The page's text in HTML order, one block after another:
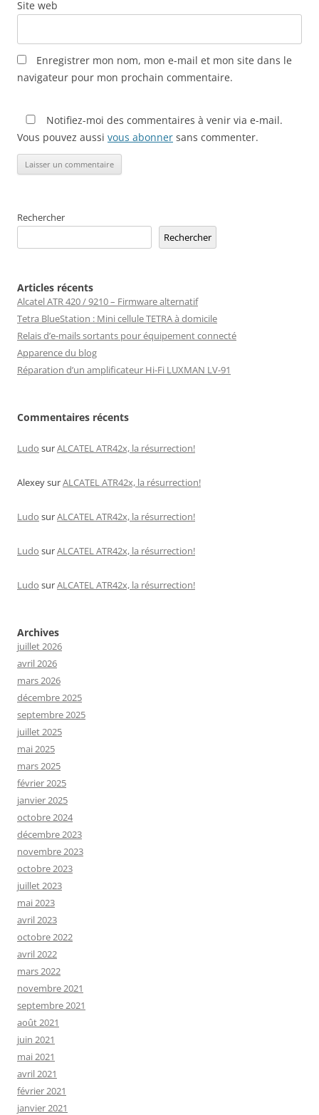
Site web
Enregistrer mon nom, mon e-mail et mon site dans le
navigateur pour mon prochain commentaire.
Notifiez-moi des commentaires à venir via e-mail.
Vous pouvez aussi vous abonner sans commenter.
Rechercher
Rechercher
Articles récents
Alcatel ATR 420 / 9210 – Firmware alternatif
Tetra BlueStation : Mini cellule TETRA à domicile
Relais d’e-mails sortants pour équipement connecté
Apparence du blog
Réparation d’un amplificateur Hi-Fi LUXMAN LV-91
Commentaires récents
Ludo surALCATEL ATR42x, la résurrection!
AlexeysurALCATEL ATR42x, la résurrection!
Ludo surALCATEL ATR42x, la résurrection!
Ludo surALCATEL ATR42x, la résurrection!
Ludo surALCATEL ATR42x, la résurrection!
Archives
juillet 2026
avril 2026
mars 2026
décembre 2025
septembre 2025
juillet 2025
mai 2025
mars 2025
février 2025
janvier 2025
octobre 2024
décembre 2023
novembre 2023
octobre 2023
juillet 2023
mai 2023
avril 2023
octobre 2022
avril 2022
mars 2022
novembre 2021
septembre 2021
août 2021
juin 2021
mai 2021
avril 2021
février 2021
janvier 2021